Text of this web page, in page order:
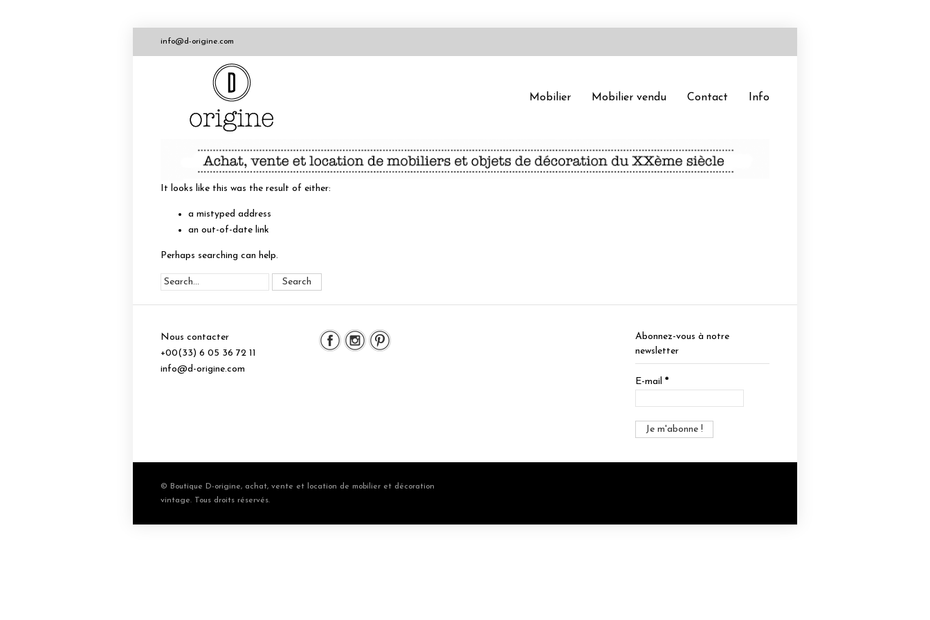
info@d-origine.com
Mobilier Mobilier vendu Contact Info
It looks like this was the result of either:
a mistyped address
an out-of-date link
Perhaps searching can help.
Nous contacter
+00(33) 6 05 36 72 11
info@d-origine.com
Abonnez-vous à notre
newsletter
E-mail*
© Boutique D-origine, achat, vente et location de mobilier et décoration
vintage. Tous droits réservés.